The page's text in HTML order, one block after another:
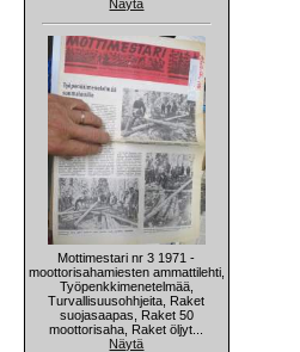
Näytä
Mottimestari nr 3 1971 -
moottorisahamiesten ammattilehti,
Työpenkkimenetelmää,
Turvallisuusohhjeita, Raket
suojasaapas, Raket 50
moottorisaha, Raket öljyt...
Näytä